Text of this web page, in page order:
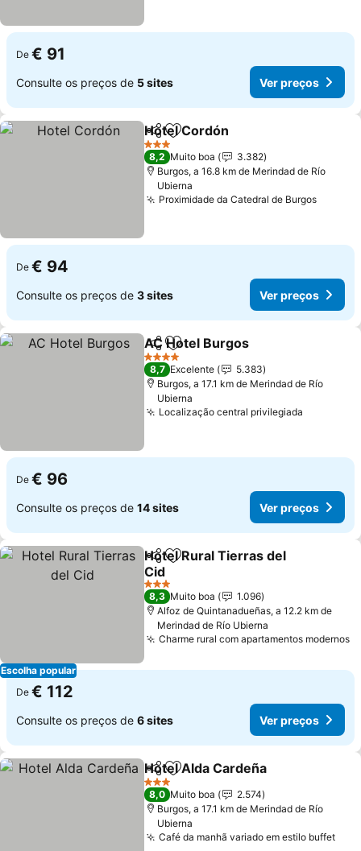
De € 91
Consulte os preços de 5 sites Ver preços
PartilharAdicionar aos favoritos
Hotel Cordón
3 Estrelas
8,2 Muito boa
3.382
Burgos, a 16.8 km de Merindad de Río
Ubierna
Proximidade da Catedral de BurgosVer
De € 94
Consulte os preços de 3 sites Ver preços
PartilharAdicionar aos favoritos
AC Hotel Burgos
4 Estrelas
8,7 Excelente
5.383
Burgos, a 17.1 km de Merindad de Río
Ubierna
Localização central privilegiada
De € 96
Consulte os preços de 14 sites Ver preços
Escolha popular
PartilharAdicionar aos favoritos
Hotel Rural Tierras del
Cid
Ver preços
3 Estrelas
8,3 Muito boa
1.096
Alfoz de Quintanadueñas, a 12.2 km de
Merindad de Río Ubierna
Charme rural com apartamentos modernos
De € 112
Consulte os preços de 6 sites Ver preços
PartilharAdicionar aos favoritos
Hotel Alda Cardeña
3 Estrelas
8,0 Muito boa
2.574
Burgos, a 17.1 km de Merindad de Río
Ubierna
Café da manhã variado em estilo buffetVer